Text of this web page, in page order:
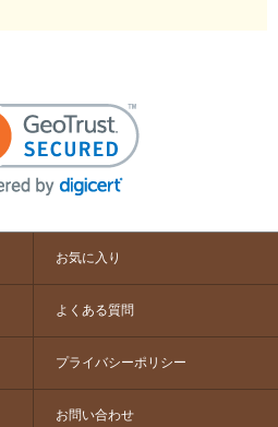
お気に入り
よくある質問
プライバシーポリシー
お問い合わせ